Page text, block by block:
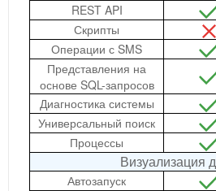
REST API
Скрипты
Операции с SMS
Представления на
основе SQL-запросов
Диагностика системы
Универсальный поиск
Процессы
Визуализация
Автозапуск